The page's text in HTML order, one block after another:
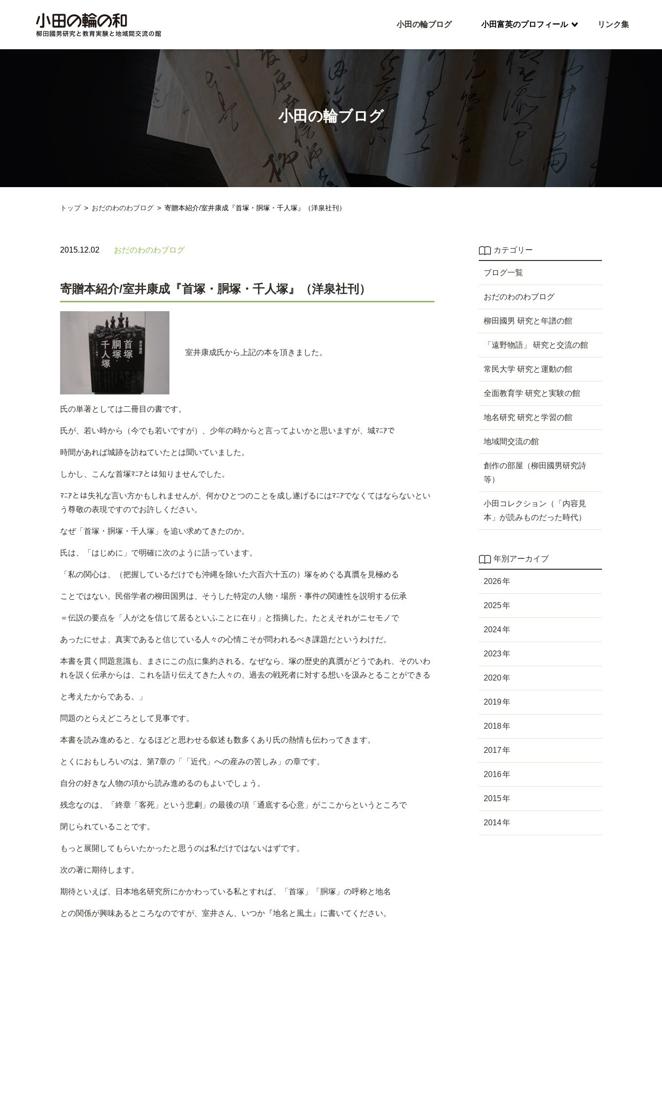
小田の輪ブログ 小田富英のプロフィール リンク集
小田の輪ブログ
トップ おだのわのわブログ 寄贈本紹介/室井康成『首塚・胴塚・千人塚』（洋泉社刊）
2015.12.02 おだのわのわブログ
寄贈本紹介/室井康成『首塚・胴塚・千人塚』（洋泉社刊）
室井康成氏から上記の本を頂きました。
氏の単著としては二冊目の書です。
氏が、若い時から（今でも若いですが）、少年の時からと言ってよいかと思いますが、城ﾏﾆｱで
時間があれば城跡を訪ねていたとは聞いていました。
しかし、こんな首塚ﾏﾆｱとは知りませんでした。
ﾏﾆｱとは失礼な言い方かもしれませんが、何かひとつのことを成し遂げるにはﾏﾆｱでなくてはならないとい
う尊敬の表現ですのでお許しください。
なぜ「首塚・胴塚・千人塚」を追い求めてきたのか。
氏は、「はじめに」で明確に次のように語っています。
「私の関心は、（把握しているだけでも沖縄を除いた六百六十五の）塚をめぐる真贋を見極める
ことではない。民俗学者の柳田国男は、そうした特定の人物・場所・事件の関連性を説明する伝承
＝伝説の要点を「人が之を信じて居るといふことに在り」と指摘した。たとえそれがニセモノで
あったにせよ、真実であると信じている人々の心情こそが問われるべき課題だというわけだ。
本書を貫く問題意識も、まさにこの点に集約される。なぜなら、塚の歴史的真贋がどうであれ、そのいわ
れを説く伝承からは、これを語り伝えてきた人々の、過去の戦死者に対する想いを汲みとることができる
と考えたからである。」
問題のとらえどころとして見事です。
本書を読み進めると、なるほどと思わせる叙述も数多くあり氏の熱情も伝わってきます。
とくにおもしろいのは、第7章の「「近代」への産みの苦しみ」の章です。
自分の好きな人物の項から読み進めるのもよいでしょう。
残念なのは、「終章「客死」という悲劇」の最後の項「通底する心意」がここからというところで
閉じられていることです。
もっと展開してもらいたかったと思うのは私だけではないはずです。
次の著に期待します。
期待といえば、日本地名研究所にかかわっている私とすれば、「首塚」「胴塚」の呼称と地名
との関係が興味あるところなのですが、室井さん、いつか『地名と風土』に書いてください。
カテゴリー
ブログ一覧
おだのわのわブログ
柳田國男 研究と年譜の館
「遠野物語」 研究と交流の館
常民大学 研究と運動の館
全面教育学 研究と実験の館
地名研究 研究と学習の館
地域間交流の館
創作の部屋（柳田國男研究詩
等）
小田コレクション（「内容見
本」が読みものだった時代）
年別アーカイブ
2026
2025
2024
2023
2020
2019
2018
2017
2016
2015
2014